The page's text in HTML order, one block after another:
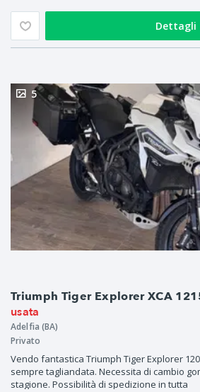
Dettagli
Triumph Tiger Explorer XCA
usata
5
Adelfia (BA)
Privato
Vendo fantastica Triumph Tiger Explorer
sempre tagliandata. Necessita di cambio
stagione. Possibilità di spedizione in tutta